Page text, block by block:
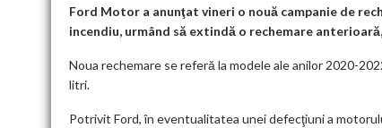
k
p
Ford Motor a anunţat vineri o nouă campanie de
incendiu, urmând să extindă o rechemare
Noua rechemare se referă la modele ale anilor 2020-
litri.
Potrivit Ford, în eventualitatea unei defecţiuni a